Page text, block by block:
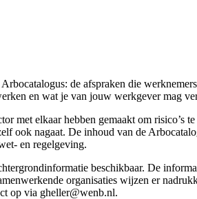
de afspraken die
en wat je van jouw werkgever mag
met elkaar hebben gemaakt om
ook nagaat. De inhoud van de
en regelgeving.
beschikbaar. De
organisaties wijzen er
op via gheller@wenb.nl.